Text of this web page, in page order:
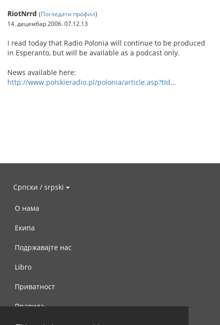
RiotNrrd (Погледати профил)
14. децембар 2006. 07.12.13
I read today that Radio Polonia will continue to be produced
in Esperanto, but will be available as a podcast only.
News available here:
http://www.polskieradio.pl/polonia/article.asp?tId...
Српски / srpski
О нама
Екипа
Подржавајте нас
Libro
Приватност
Правила